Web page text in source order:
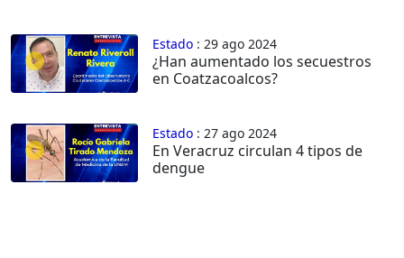
Estado : 29 ago 2024
¿Han aumentado los secuestros
en Coatzacoalcos?
Estado : 27 ago 2024
En Veracruz circulan 4 tipos de
dengue